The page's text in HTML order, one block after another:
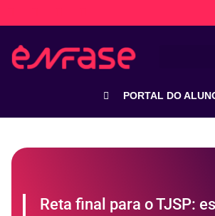
PORTAL DO
Reta final para o TJSP: